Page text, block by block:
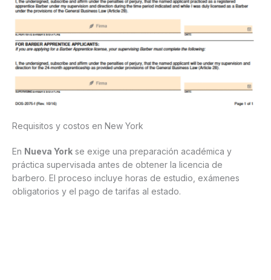
Requisitos y costos en New York
En Nueva York se exige una preparación académica y
práctica supervisada antes de obtener la licencia de
barbero. El proceso incluye horas de estudio, exámenes
obligatorios y el pago de tarifas al estado.